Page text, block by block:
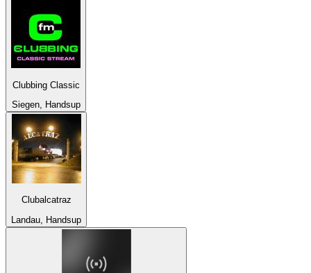
Clubbing Classic
Siegen, Handsup
Clubalcatraz
Landau, Handsup